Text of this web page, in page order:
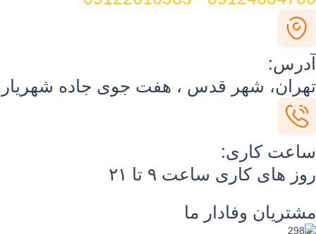
شهر قدس ، هفت جوی جاده شهریار
کاری:
های کاری ساعت ۹ تا ۲۱
وفادار ما